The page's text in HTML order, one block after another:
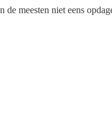
meesten niet eens